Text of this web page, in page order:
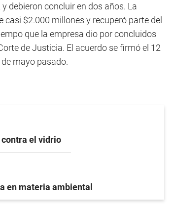
debieron concluir en dos años. La
casi $2.000 millones y recuperó parte del
que la empresa dio por concluidos
de Justicia. El acuerdo se firmó el 12
mayo pasado.
contra el vidrio
en materia ambiental